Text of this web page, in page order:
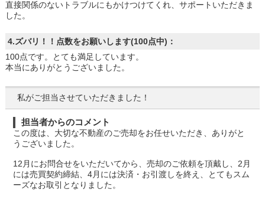
直接関係のないトラブルにもかけつけてくれ、サポートいただきま
した。
4.ズバリ！！点数をお願いします(100点中)：
100点です。とても満足しています。
本当にありがとうございました。
私がご担当させていただきました！
担当者からのコメント
この度は、大切な不動産のご売却をお任せいただき、ありがと
うございました。
12月にお問合せをいただいてから、売却のご依頼を頂戴し、2月
には売買契約締結、4月には決済・お引渡しを終え、とてもスム
ーズなお取引となりました。